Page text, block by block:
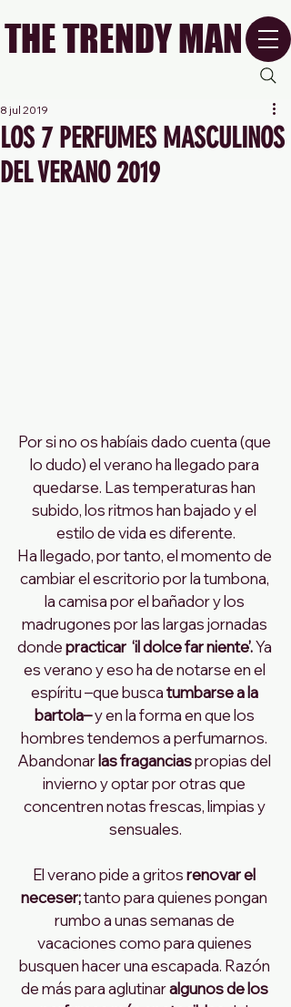
THE TRENDY MAN
LOS 7 PERFUMES MASCULINOS
DEL VERANO 2019
8 jul 2019
Por si no os habíais dado cuenta (que
lo dudo) el verano ha llegado para
quedarse. Las temperaturas han
subido, los ritmos han bajado y el
estilo de vida es diferente.
Ha llegado, por tanto, el momento de
cambiar el escritorio por la tumbona,
la camisa por el bañador y los
madrugones por las largas jornadas
donde practicar  ‘il dolce far niente’. Ya
es verano y eso ha de notarse en el
espíritu –que busca tumbarse a la
bartola– y en la forma en que los
hombres tendemos a perfumarnos.
Abandonar las fragancias propias del
invierno y optar por otras que
concentren notas frescas, limpias y
sensuales.
El verano pide a gritos renovar el
neceser; tanto para quienes pongan
rumbo a unas semanas de
vacaciones como para quienes
busquen hacer una escapada. Razón
de más para aglutinar algunos de los